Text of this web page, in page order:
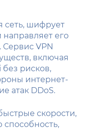
сеть, шифрует
его
Сервис VPN
включая
рисков,
интернет-
атак DDoS.
скорости,